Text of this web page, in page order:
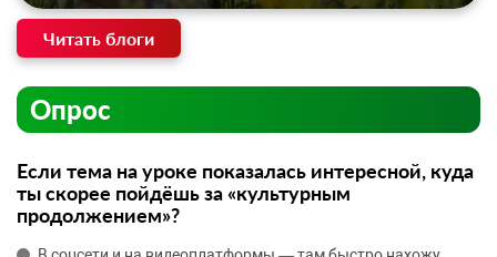
Читать блоги
Опрос
Если тема на уроке показалась интересной, куда
ты скорее пойдёшь за «культурным
продолжением»?